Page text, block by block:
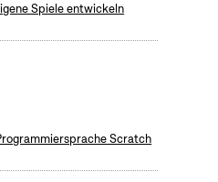
Spiele entwickeln
Scratch